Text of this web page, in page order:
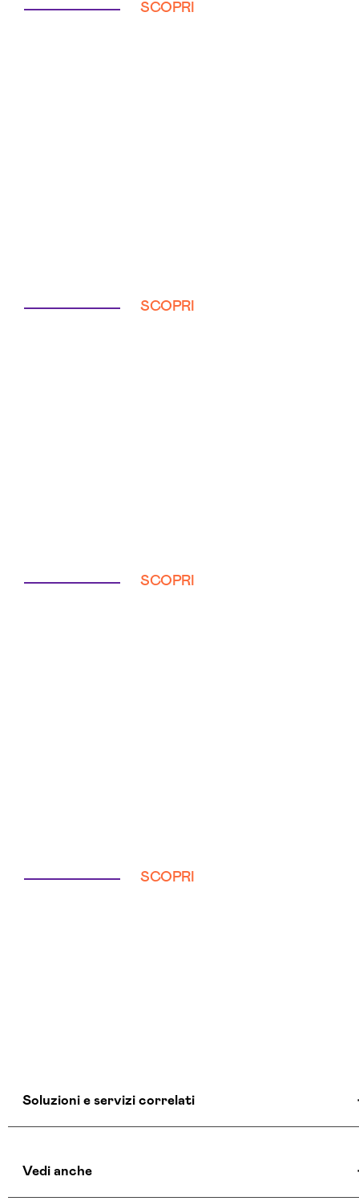
SCOPRI
SCOPRI
SCOPRI
SCOPRI
Soluzioni e servizi correlati
Agenzia Di Comunicazione Modena
Vedi anche